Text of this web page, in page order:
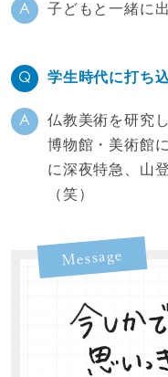
子どもと一緒に
学生時代に打ち
仏教美術を研究
博物館・美術館
に深夜特急、山
（笑）
Message